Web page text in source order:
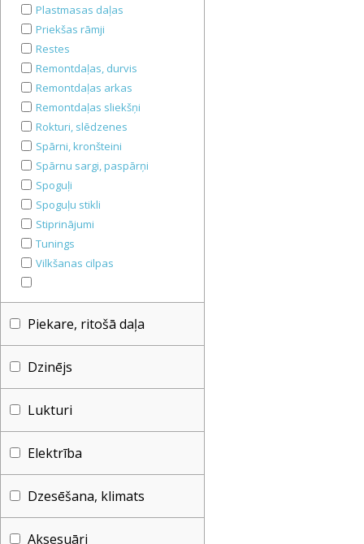
Plastmasas daļas
Priekšas rāmji
Restes
Remontdaļas, durvis
Remontdaļas arkas
Remontdaļas sliekšņi
Rokturi, slēdzenes
Spārni, kronšteini
Spārnu sargi, paspārņi
Spoguļi
Spoguļu stikli
Stiprinājumi
Tunings
Vilkšanas cilpas
Piekare, ritošā daļa
Dzinējs
Lukturi
Elektrība
Dzesēšana, klimats
Aksesuāri